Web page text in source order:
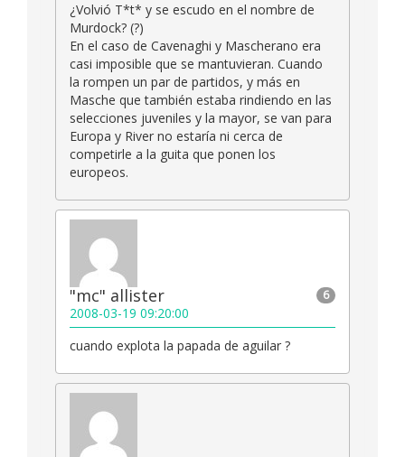
¿Volvió T*t* y se escudo en el nombre de
Murdock? (?)
En el caso de Cavenaghi y Mascherano era
casi imposible que se mantuvieran. Cuando
la rompen un par de partidos, y más en
Masche que también estaba rindiendo en las
selecciones juveniles y la mayor, se van para
Europa y River no estaría ni cerca de
competirle a la guita que ponen los
europeos.
6
"mc" allister
2008-03-19 09:20:00
cuando explota la papada de aguilar ?